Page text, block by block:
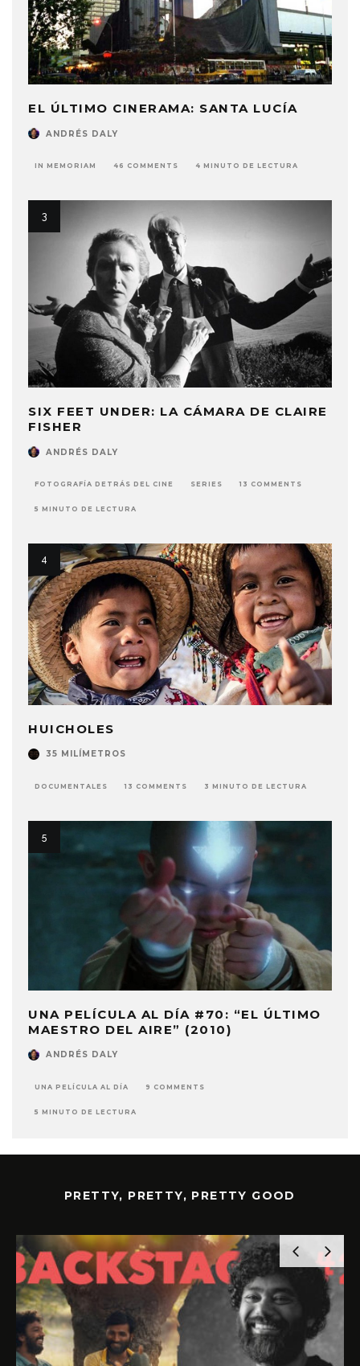
EL ÚLTIMO CINERAMA: SANTA LUCÍA
ANDRÉS DALY
IN MEMORIAM 46 COMMENTS 4 MINUTO DE LECTURA
SIX FEET UNDER: LA CÁMARA DE CLAIRE
FISHER
ANDRÉS DALY
FOTOGRAFÍA DETRÁS DEL CINE SERIES 13 COMMENTS
5 MINUTO DE LECTURA
HUICHOLES
35 MILÍMETROS
DOCUMENTALES 13 COMMENTS 3 MINUTO DE LECTURA
UNA PELÍCULA AL DÍA #70: “EL ÚLTIMO
MAESTRO DEL AIRE” (2010)
ANDRÉS DALY
UNA PELÍCULA AL DÍA 9 COMMENTS
5 MINUTO DE LECTURA
PRETTY, PRETTY, PRETTY GOOD